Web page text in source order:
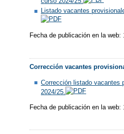
Listado vacantes
Fecha de publicación en la web:
Corrección vacantes
Corrección listado vacantes
2024/25.
Fecha de publicación en la web: